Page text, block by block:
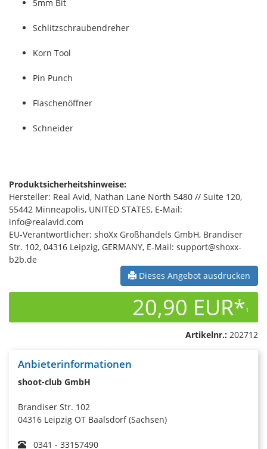
5mm Bit
Schlitzschraubendreher
Korn Tool
Pin Punch
Flaschenöffner
Schneider
Produktsicherheitshinweise:
Hersteller: Real Avid, Nathan Lane North 5480 // Suite 120,
55442 Minneapolis, UNITED STATES, E-Mail:
info@realavid.com
EU-Verantwortlicher: shoXx Großhandels GmbH, Brandiser
Str. 102, 04316 Leipzig, GERMANY, E-Mail: support@shoxx-
b2b.de
Dieses Angebot ausdrucken
20,90 EUR*1
Artikelnr.: 202712
Anbieterinformationen
shoot-club GmbH
Brandiser Str. 102
04316 Leipzig OT Baalsdorf (Sachsen)
0341 - 33157490